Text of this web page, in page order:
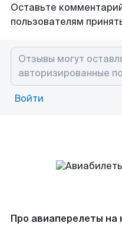
Оставьте
пользователям
Войти
Про авиаперелеты на